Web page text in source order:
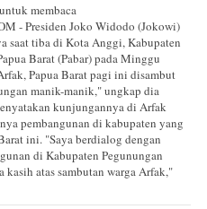
membaca
- Presiden Joko Widodo (Jokowi)
saat tiba di Kota Anggi, Kabupaten
Barat (Pabar) pada Minggu
Papua Barat pagi ini disambut
manik-manik," ungkap dia
kunjungannya di Arfak
pembangunan di kabupaten yang
ini. "Saya berdialog dengan
di Kabupaten Pegunungan
kasih atas sambutan warga Arfak,"